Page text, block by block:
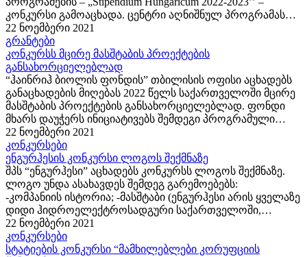
კონკურსი გამოაცხადა. ცენტრი აღნიშნულ პროგრამას
2017 წლიდან, საქართველოში უნგრეთის საელჩოსთან
ერთად ახორციელებს. დღემდე პროგრამით
საქართველოს 300-ზე მეტმა...
22 ნოემბერი 2021
გრანტები
კონკურსს მცირე მასშტაბის პროექტების
განსახორციელებლად
“ჰაინრიჰ ბიოლის ფონდის” თბილისის ოფისი აცხადებს
განაცხადების მიღებას 2022 წელს საქართველოში მცირე
მასშტაბის პროექტების განსახორციელებლად. ფონდი
მხარს დაუჭერს ინიციატივებს შემდეგი პროგრამული
მიმართულებებით: – დემოკრატიული პოლიტიკური
კულტურა და სამოქალაქო საზოგადოება;...
22 ნოემბერი 2021
კონკურსები
ენგურჰესის კონკურსი ლოგოს შექმნაზე
შპს “ენგურჰესი” აცხადებს კონკურსს ლოგოს შექმნაზე.
ლოგო უნდა ასახავდეს შემდეგ გარემოებებს:
-კომპანიის ისტორია; -მასშტაბი (ენგურჰესი არის ყველაზე
დიდი ჰიდროელექტროსადგური საქართველოში,
ენგურჰესის თაღოვანი კაშხალი შედის მსოფლიოში
უდიდესი თაღოვანი კაშხლების ათეულში);...
22 ნოემბერი 2021
კონკურსები
სტატიების კონკურსი “მამხილებლები კორუფციის